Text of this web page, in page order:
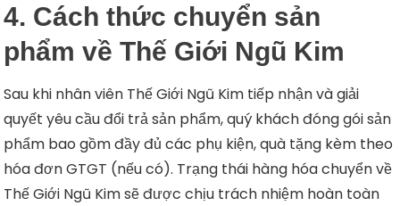
4. Cách thức chuyển sản
phẩm về Thế Giới Ngũ Kim
Sau khi nhân viên Thế Giới Ngũ Kim tiếp nhận và giải
quyết yêu cầu đổi trả sản phẩm, quý khách đóng gói sản
phẩm bao gồm đầy đủ các phụ kiện, quà tặng kèm theo
hóa đơn GTGT (nếu có). Trạng thái hàng hóa chuyển về
Thế Giới Ngũ Kim sẽ được chịu trách nhiệm hoàn toàn